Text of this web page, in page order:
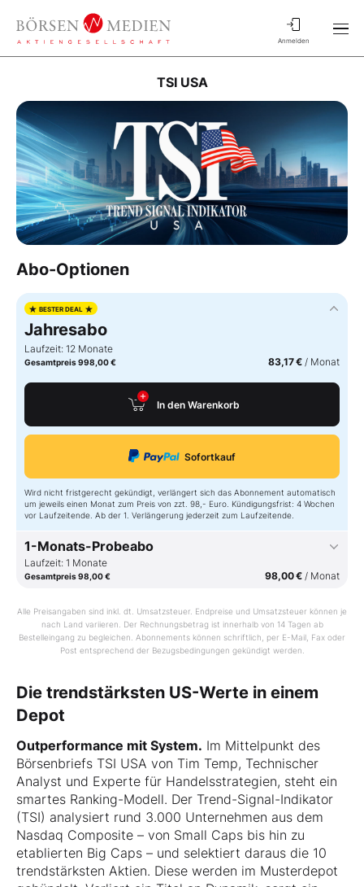
Anmelden
TSI USA
Abo-Optionen
★ BESTER DEAL ★
Jahresabo
Laufzeit: 12 Monate
Gesamtpreis 998,00 € 83,17 € / Monat
In den Warenkorb
Sofortkauf
Wird nicht fristgerecht gekündigt, verlängert sich das Abonnement automatisch
um jeweils einen Monat zum Preis von zzt. 98,- Euro. Kündigungsfrist: 4 Wochen
vor Laufzeitende. Ab der 1. Verlängerung jederzeit zum Laufzeitende.
1-Monats-Probeabo
Laufzeit: 1 Monate
Gesamtpreis 98,00 € 98,00 € / Monat
In den Warenkorb
um jeweils einen Monat zum Preis von zzt. 98,- Euro. Kündigungsfrist: 1 Woche
Alle Preisangaben sind inkl. dt. Umsatzsteuer. Endpreise und Umsatzsteuer können je
nach Land variieren. Der Rechnungsbetrag ist innerhalb von 14 Tagen ab
Bestelleingang zu begleichen. Abonnements können schriftlich, per E-Mail, Fax oder
Post entsprechend der Bezugsbedingungen gekündigt werden.
Die trendstärksten US-Werte in einem
Depot
Outperformance mit System. Im Mittelpunkt des
Börsenbriefs TSI USA von Tim Temp, Technischer
Analyst und Experte für Handelsstrategien, steht ein
smartes Ranking-Modell. Der Trend-Signal-Indikator
(TSI) analysiert rund 3.000 Unternehmen aus dem
Nasdaq Composite – von Small Caps bis hin zu
etablierten Big Caps – und selektiert daraus die 10
trendstärksten Aktien. Diese werden im Musterdepot